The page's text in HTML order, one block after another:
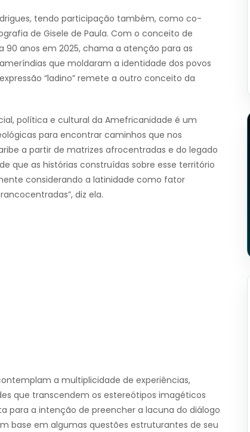
tendo participação também, como co-
de Gisele de Paula. Com o conceito de
90 anos em 2025, chama a atenção para as
que moldaram a identidade dos povos
“ladino” remete a outro conceito da
política e cultural da Amefricanidade é um
para encontrar caminhos que nos
a partir de matrizes afrocentradas e do legado
que as histórias construídas sobre esse território
considerando a latinidade como fator
diz ela.
a multiplicidade de experiências,
que transcendem os estereótipos imagéticos
para a intenção de preencher a lacuna do diálogo
base em algumas questões estruturantes de seu